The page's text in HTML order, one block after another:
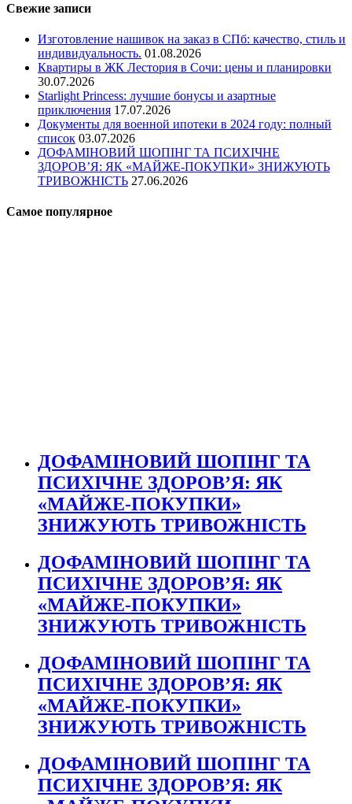
Свежие записи
Изготовление нашивок на заказ в СПб: качество, стиль и
индивидуальность. 01.08.2026
Квартиры в ЖК Лестория в Сочи: цены и планировки
30.07.2026
Starlight Princess: лучшие бонусы и азартные
приключения 17.07.2026
Документы для военной ипотеки в 2024 году: полный
список 03.07.2026
ДОФАМІНОВИЙ ШОПІНГ ТА ПСИХІЧНЕ
ЗДОРОВ’Я: ЯК «МАЙЖЕ-ПОКУПКИ» ЗНИЖУЮТЬ
ТРИВОЖНІСТЬ 27.06.2026
Самое популярное
ДОФАМІНОВИЙ ШОПІНГ ТА
ПСИХІЧНЕ ЗДОРОВ’Я: ЯК
«МАЙЖЕ-ПОКУПКИ»
ЗНИЖУЮТЬ ТРИВОЖНІСТЬ
ДОФАМІНОВИЙ ШОПІНГ ТА
ПСИХІЧНЕ ЗДОРОВ’Я: ЯК
«МАЙЖЕ-ПОКУПКИ»
ЗНИЖУЮТЬ ТРИВОЖНІСТЬ
ДОФАМІНОВИЙ ШОПІНГ ТА
ПСИХІЧНЕ ЗДОРОВ’Я: ЯК
«МАЙЖЕ-ПОКУПКИ»
ЗНИЖУЮТЬ ТРИВОЖНІСТЬ
ДОФАМІНОВИЙ ШОПІНГ ТА
ПСИХІЧНЕ ЗДОРОВ’Я: ЯК